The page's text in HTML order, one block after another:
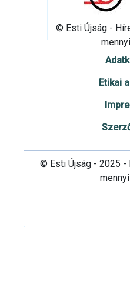
© Esti Újság -
Etikai
© Esti Újság - 2025 -